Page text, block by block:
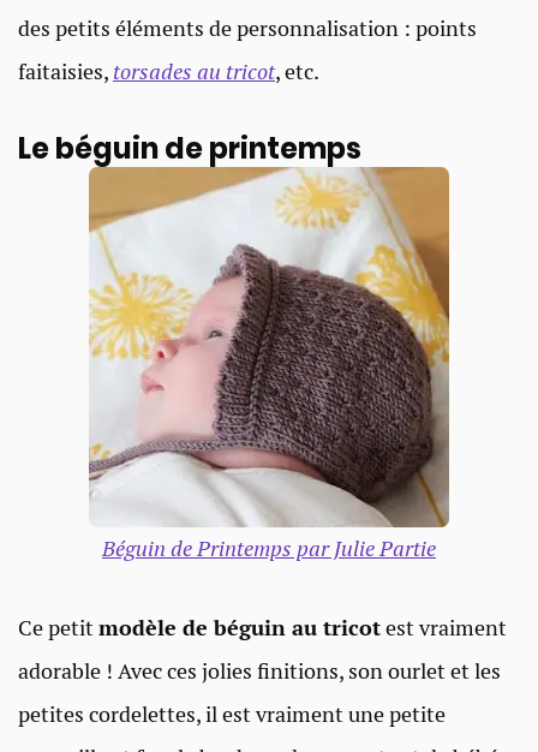
des petits éléments de personnalisation : points
faitaisies, torsades au tricot, etc.
Le béguin de printemps
Béguin de Printemps par Julie Partie
Ce petitmodèle de béguin au tricotest vraiment
adorable ! Avec ces jolies finitions, son ourlet et les
petites cordelettes, il est vraiment une petite